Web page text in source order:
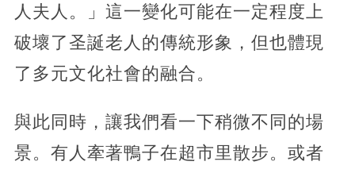
人夫人。」這一變化可能在一定程度上
破壞了圣誕老人的傳統形象，但也體現
了多元文化社會的融合。
與此同時，讓我們看一下稍微不同的場
景。有人牽著鴨子在超市里散步。或者